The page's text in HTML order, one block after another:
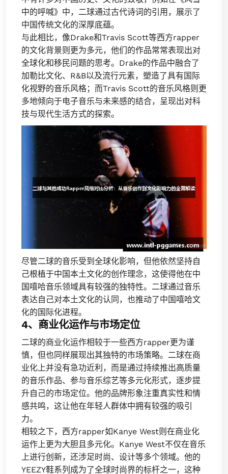
中的呼喊》中，二球通过古代诗词的引用，展示了
中国传统文化的深厚底蕴。
与此相比，像Drake和Travis Scott等西方rapper
的文化背景则更为多元，他们的作品常常表现出对
全球化和移民问题的思考。Drake的作品中融合了
加勒比文化、R&B以及流行元素，塑造了具有国际
化视野的音乐风格；而Travis Scott的音乐风格则更
多地倾向于电子音乐与未来感的结合，呈现出对科
技与现代生活方式的探索。
尽管二球的音乐受到全球化影响，但他依然坚持自
己根植于中国本土文化的创作理念，这使得他在中
国嘻哈音乐领域具有较强的独特性。二球通过音乐
表达自己对本土文化的认同，也推动了中国嘻哈文
化的国际化进程。
4、商业化运作与市场定位
二球的商业化运作相较于一些西方rapper更为谨
慎，但也同样展现出其独特的市场策略。二球在商
业化上并没有急功近利，而是通过持续推出高质量
的音乐作品、参与音乐综艺等多元化形式，逐步提
升自己的市场定位。他的品牌形象注重真实性和情
感共鸣，这让他在年轻人群体中拥有较强的吸引
力。
相较之下，西方rapper如Kanye West则在商业化
运作上更为大胆且多元化。Kanye West不仅在音乐
上进行创新，还涉足时尚、设计等多个领域。他的
YEEZY鞋系列成为了全球时尚界的标杆之一，这种